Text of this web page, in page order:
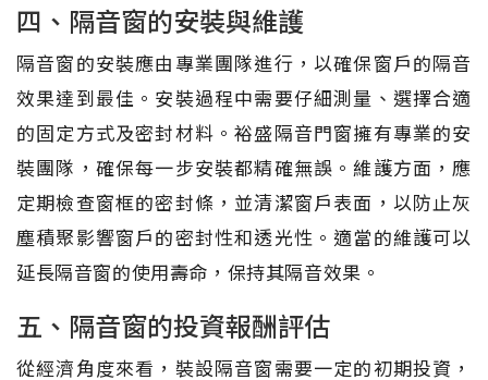
四、隔音窗的安裝與維護
隔音窗的安裝應由專業團隊進行，以確保窗戶的隔音
效果達到最佳。安裝過程中需要仔細測量、選擇合適
的固定方式及密封材料。裕盛隔音門窗擁有專業的安
裝團隊，確保每一步安裝都精確無誤。維護方面，應
定期檢查窗框的密封條，並清潔窗戶表面，以防止灰
塵積聚影響窗戶的密封性和透光性。適當的維護可以
延長隔音窗的使用壽命，保持其隔音效果。
五、隔音窗的投資報酬評估
從經濟角度來看，裝設隔音窗需要一定的初期投資，